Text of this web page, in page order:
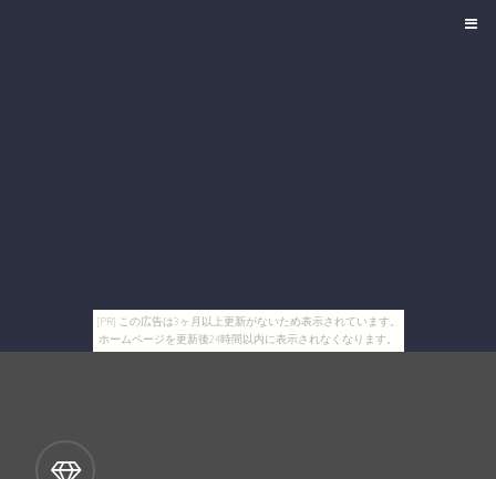
[PR] この広告は3ヶ月以上更新がないため表示されています。
ホームページを更新後24時間以内に表示されなくなります。